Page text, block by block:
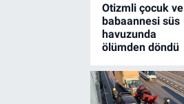
Otizmli çocuk ve
babaannesi süs
havuzunda
ölümden döndü